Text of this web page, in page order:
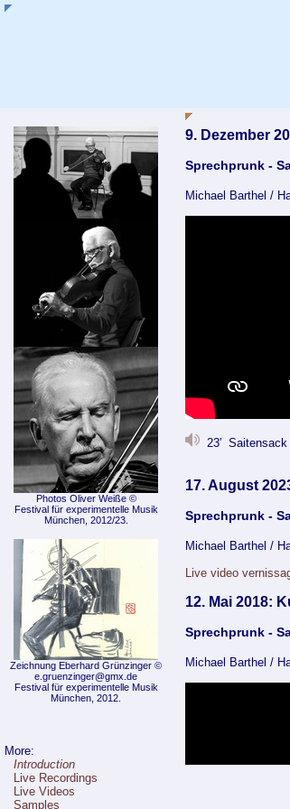
Photos Oliver Weiße ©
Festival für experimentelle Musik
München, 2012/23.
Zeichnung Eberhard Grünzinger ©
e.gruenzinger@gmx.de
Festival für experimentelle Musik
München, 2012.
More:
Introduction
Live Recordings
Live Videos
Samples
9. Dezember
Sprechprunk -
Michael Barthel /
23′
17. August
Sprechprunk -
Michael Barthel /
Live video
12. Mai 2018:
Sprechprunk -
Michael Barthel /